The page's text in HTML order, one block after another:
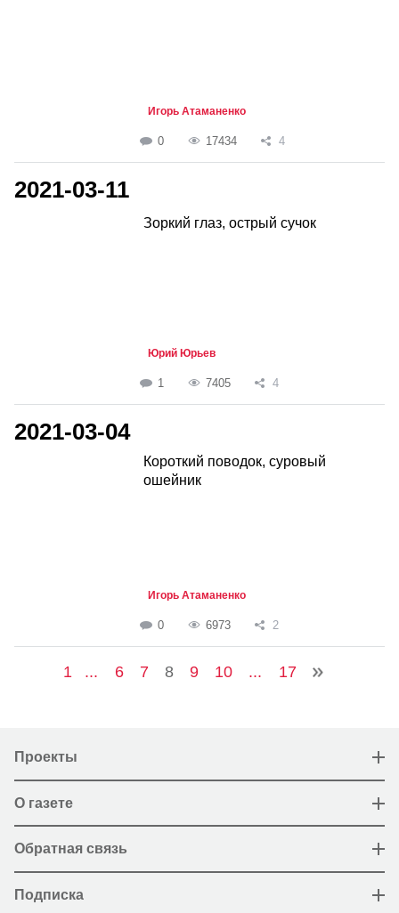
Игорь Атаманенко
0 17434 4
2021-03-11
Зоркий глаз, острый сучок
Юрий Юрьев
1 7405 4
2021-03-04
Короткий поводок, суровый
ошейник
Игорь Атаманенко
0 6973 2
1 ... 6 7 8 9 10 ... 17
Проекты
О газете
Обратная связь
Подписка